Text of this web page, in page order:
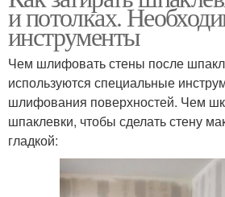
и потолках.
инструменты
Чем шлифовать стены после
используются специальные
шлифования поверхностей. Чем
шпаклевки, чтобы сделать стену
гладкой: